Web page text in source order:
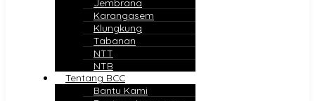
Jembrana
Karangasem
Klungkung
Tabanan
NTT
NTB
Tentang BCC
Bantu Kami